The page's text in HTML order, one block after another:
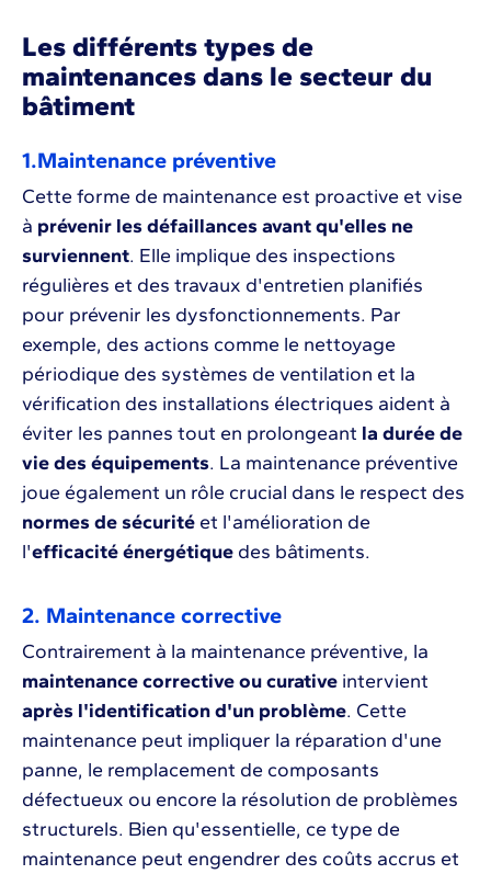
Les différents types de
maintenances dans le secteur du
bâtiment
1.Maintenance préventive
Cette forme de maintenance est proactive et vise
à prévenir les défaillances avant qu'elles ne
surviennent. Elle implique des inspections
régulières et des travaux d'entretien planifiés
pour prévenir les dysfonctionnements. Par
exemple, des actions comme le nettoyage
périodique des systèmes de ventilation et la
vérification des installations électriques aident à
éviter les pannes tout en prolongeant la durée de
vie des équipements. La maintenance préventive
joue également un rôle crucial dans le respect des
normes de sécurité et l'amélioration de
l'efficacité énergétique des bâtiments.
2. Maintenance corrective
Contrairement à la maintenance préventive, la
maintenance corrective ou curative intervient
après l'identification d'un problème. Cette
maintenance peut impliquer la réparation d'une
panne, le remplacement de composants
défectueux ou encore la résolution de problèmes
structurels. Bien qu'essentielle, ce type de
maintenance peut engendrer des coûts accrus et